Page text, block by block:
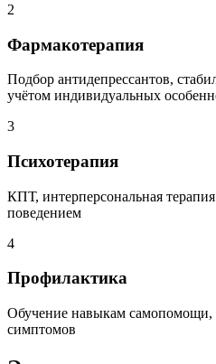
2
Фармакотерапия
Подбор антидепрессантов,
учётом индивидуальных
3
Психотерапия
КПТ, интерперсональная
поведением
4
Профилактика
Обучение навыкам самопомощи,
симптомов